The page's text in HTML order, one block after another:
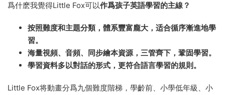
爲什麽我覺得Little Fox可以作爲孩子英語學習的主線？
按照難度和主題分類，體系豐富龐大，适合循序漸進地學
習。
海量視頻、音頻、同步繪本資源，三管齊下，鞏固學習。
學習資料多以對話的形式，更符合語言學習的規則。
Little Fox将動畫分爲九個難度階梯，學齡前、小學低年級、小